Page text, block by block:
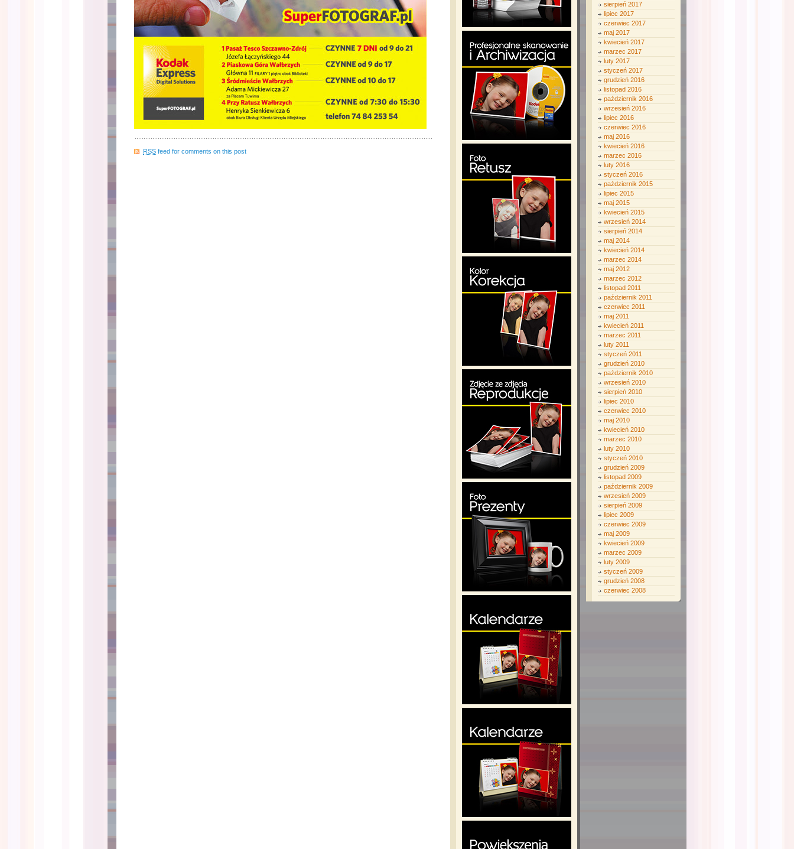
RSS feed for comments on this post
sierpień 2017
lipiec 2017
czerwiec 2017
maj 2017
kwiecień 2017
marzec 2017
luty 2017
styczeń 2017
grudzień 2016
listopad 2016
październik 2016
wrzesień 2016
lipiec 2016
czerwiec 2016
maj 2016
kwiecień 2016
marzec 2016
luty 2016
styczeń 2016
październik 2015
lipiec 2015
maj 2015
kwiecień 2015
wrzesień 2014
sierpień 2014
maj 2014
kwiecień 2014
marzec 2014
maj 2012
marzec 2012
listopad 2011
październik 2011
czerwiec 2011
maj 2011
kwiecień 2011
marzec 2011
luty 2011
styczeń 2011
grudzień 2010
październik 2010
wrzesień 2010
sierpień 2010
lipiec 2010
czerwiec 2010
maj 2010
kwiecień 2010
marzec 2010
luty 2010
styczeń 2010
grudzień 2009
listopad 2009
październik 2009
wrzesień 2009
sierpień 2009
lipiec 2009
czerwiec 2009
maj 2009
kwiecień 2009
marzec 2009
luty 2009
styczeń 2009
grudzień 2008
czerwiec 2008